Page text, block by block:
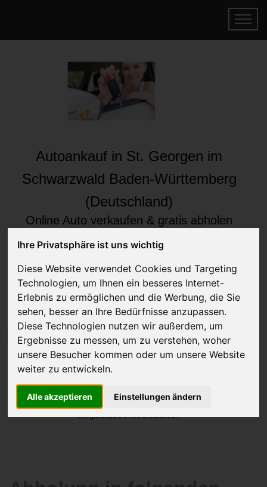
Ihre Privatsphäre ist uns wichtig
Diese Website verwendet Cookies und Targeting
Technologien, um Ihnen ein besseres Internet-
Erlebnis zu ermöglichen und die Werbung, die Sie
sehen, besser an Ihre Bedürfnisse anzupassen.
Diese Technologien nutzen wir außerdem, um
Ergebnisse zu messen, um zu verstehen, woher
unsere Besucher kommen oder um unsere Website
weiter zu entwickeln.
Alle akzeptieren Einstellungen ändern
Autoankauf in St. Georgen im
Schwarzwald Baden-Württemberg
(Deutschland)
Online Auto verkaufen & gratis abholen
Auf Wunsch sofort Geld für Ihr Auto erhalten
JETZT KOSTENLOSE BEWERTUNG
Kostenloses Angebot für den Ankauf Ihres Autos inklusive der
geteilt.
Wir garantieren 100% Sicherheit.